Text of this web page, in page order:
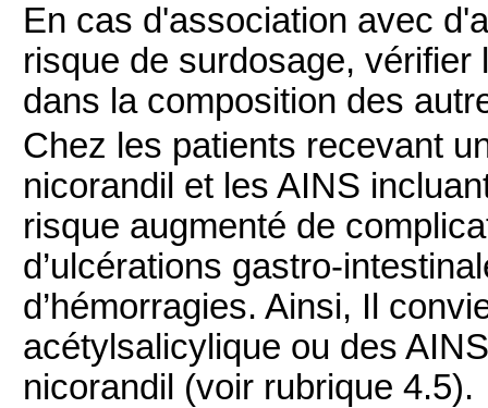
En cas d'association avec
risque de surdosage, vérifier
dans la composition des
Chez les patients recevant
nicorandil et les AINS
risque augmenté de
d’ulcérations gastro-
d’hémorragies. Ainsi, Il
acétylsalicylique ou des
nicorandil (voir rubrique 4.5).